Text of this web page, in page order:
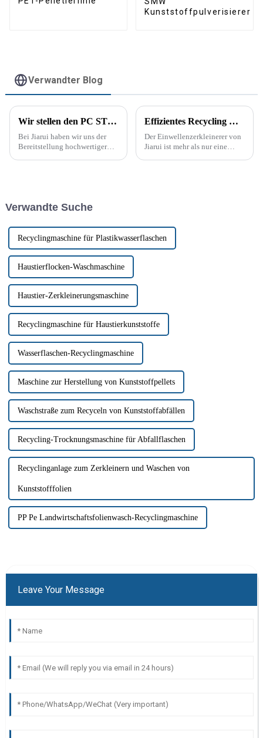
Kunststoffpulverisierer
Verwandter Blog
Wir stellen den PC STRONG CRUSHER von Jiarui vor: Die ultimative Lösung zum Zerkleinern und Recyceln von Kunststoff
Bei Jiarui haben wir uns der
Bereitstellung hochwertiger
CRUSHER, ist eine vielseitige
wurde, um ...
Effizientes Recycling mit dem Einwellenzerkleinerer
Der Einwellenzerkleinerer von
Jiarui ist mehr als nur eine
Verwandte Suche
Recyclingmaschine für Plastikwasserflaschen
Haustierflocken-Waschmaschine
Haustier-Zerkleinerungsmaschine
Recyclingmaschine für Haustierkunststoffe
Wasserflaschen-Recyclingmaschine
Maschine zur Herstellung von Kunststoffpellets
Waschstraße zum Recyceln von Kunststoffabfällen
Recycling-Trocknungsmaschine für Abfallflaschen
Recyclinganlage zum Zerkleinern und Waschen von
Kunststofffolien
PP Pe Landwirtschaftsfolienwasch-Recyclingmaschine
Leave Your Message